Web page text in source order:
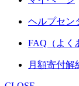
ヘルプセン
FAQ（よく
月額寄付解